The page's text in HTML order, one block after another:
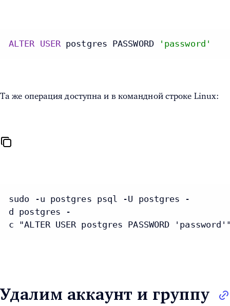
ALTER USER postgres PASSWORD 'password'
Та же операция доступна и в командной строке Linux:
sudo -u postgres psql -U postgres
-
d postgres
-
c "ALTER USER postgres PASSWORD
Удалим аккаунт и группу